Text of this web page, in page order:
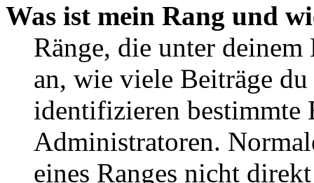
Was ist mein Rang und
Ränge, die unter deinem
an, wie viele Beiträge
identifizieren bestimmte
Administratoren.
eines Ranges nicht